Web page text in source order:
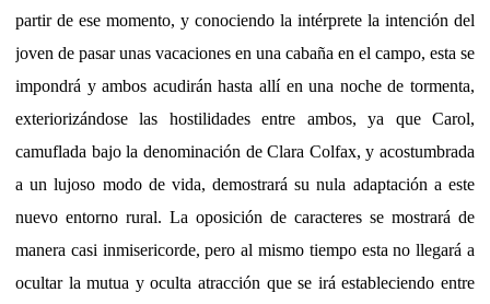
partir de ese momento, y conociendo la intérprete la intención del
joven de pasar unas vacaciones en una cabaña en el campo, esta se
impondrá y ambos acudirán hasta allí en una noche de tormenta,
exteriorizándose las hostilidades entre ambos, ya que Carol,
camuflada bajo la denominación de Clara Colfax, y acostumbrada
a un lujoso modo de vida, demostrará su nula adaptación a este
nuevo entorno rural. La oposición de caracteres se mostrará de
manera casi inmisericorde, pero al mismo tiempo esta no llegará a
ocultar la mutua y oculta atracción que se irá estableciendo entre